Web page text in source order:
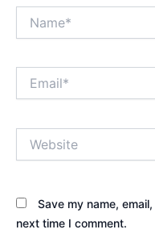
Save my name,
next time I comment.